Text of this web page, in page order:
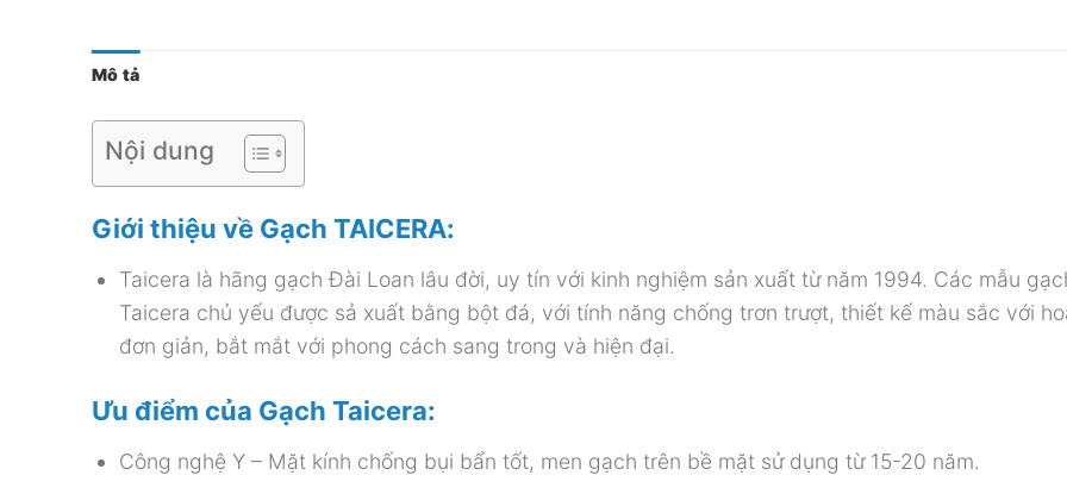
Mô tả
Nội dung
Giới thiệu về Gạch TAICERA:
Taicera là hãng gạch Đài Loan lâu đời, uy tín với kinh nghiệm sản xuất từ năm 1994. Các mẫu
Taicera chủ yếu được sả xuất bằng bột đá, với tính năng chống trơn trượt, thiết kế màu sắc với
đơn giản, bắt mắt với phong cách sang trong và hiện đại.
Ưu điểm của Gạch Taicera:
Công nghệ Y – Mặt kính chống bụi bẩn tốt, men gạch trên bề mặt sử dụng từ 15-20 năm.